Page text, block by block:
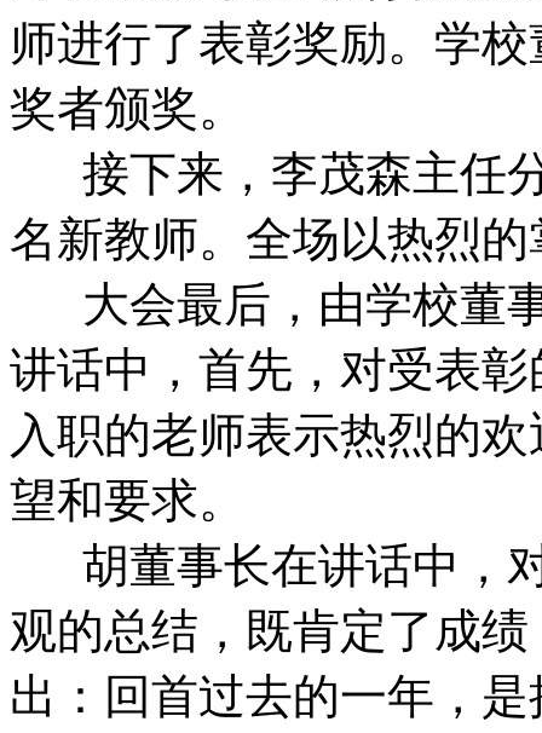
师进行了表彰奖励。学
奖者颁奖。
接下来，李茂森主任
名新教师。全场以热烈
大会最后，由学校董
讲话中，首先，对受表
入职的老师表示热烈的
望和要求。
胡董事长在讲话中，
观的总结，既肯定了成
出：回首过去的一年，